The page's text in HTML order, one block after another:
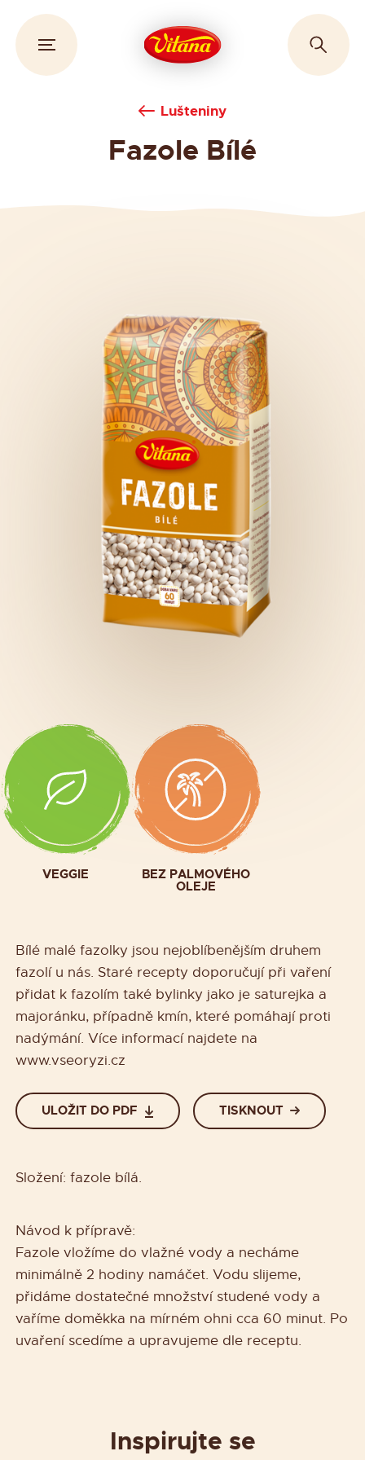
Lušteniny
Fazole Bílé
VEGGIE BEZ PALMOVÉHO
OLEJE
Bílé malé fazolky jsou nejoblíbenějším druhem
fazolí u nás. Staré recepty doporučují při vaření
přidat k fazolím také bylinky jako je saturejka a
majoránku, případně kmín, které pomáhají proti
nadýmání. Více informací najdete na
www.vseoryzi.cz
ULOŽIT DO PDF TISKNOUT
Složení: fazole bílá.
Návod k přípravě:
Fazole vložíme do vlažné vody a necháme
minimálně 2 hodiny namáčet. Vodu slijeme,
přidáme dostatečné množství studené vody a
vaříme doměkka na mírném ohni cca 60 minut. Po
uvaření scedíme a upravujeme dle receptu.
Inspirujte se